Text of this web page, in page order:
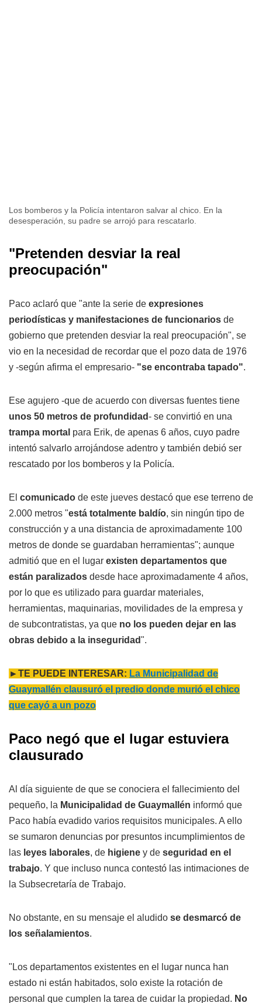
Los bomberos y la Policía intentaron salvar al chico. En la
desesperación, su padre se arrojó para rescatarlo.
"Pretenden desviar la real
preocupación"
Paco aclaró que "ante la serie de expresiones
periodísticas y manifestaciones de funcionarios de
gobierno que pretenden desviar la real preocupación", se
vio en la necesidad de recordar que el pozo data de 1976
y -según afirma el empresario- "se encontraba tapado".
Ese agujero -que de acuerdo con diversas fuentes tiene
unos 50 metros de profundidad- se convirtió en una
trampa mortal para Erik, de apenas 6 años, cuyo padre
intentó salvarlo arrojándose adentro y también debió ser
rescatado por los bomberos y la Policía.
El comunicado de este jueves destacó que ese terreno de
2.000 metros "está totalmente baldío, sin ningún tipo de
construcción y a una distancia de aproximadamente 100
metros de donde se guardaban herramientas"; aunque
admitió que en el lugar existen departamentos que
están paralizados desde hace aproximadamente 4 años,
por lo que es utilizado para guardar materiales,
herramientas, maquinarias, movilidades de la empresa y
de subcontratistas, ya que no los pueden dejar en las
obras debido a la inseguridad".
►TE PUEDE INTERESAR: La Municipalidad de
Guaymallén clausuró el predio donde murió el chico
que cayó a un pozo
Paco negó que el lugar estuviera
clausurado
Al día siguiente de que se conociera el fallecimiento del
pequeño, la Municipalidad de Guaymallén informó que
Paco había evadido varios requisitos municipales. A ello
se sumaron denuncias por presuntos incumplimientos de
las leyes laborales, de higiene y de seguridad en el
trabajo. Y que incluso nunca contestó las intimaciones de
la Subsecretaría de Trabajo.
No obstante, en su mensaje el aludido se desmarcó de
los señalamientos.
"Los departamentos existentes en el lugar nunca han
estado ni están habitados, solo existe la rotación de
personal que cumplen la tarea de cuidar la propiedad. No